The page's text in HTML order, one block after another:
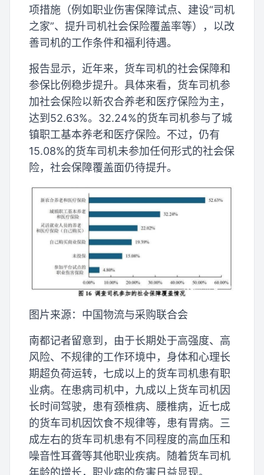
项措施（例如职业伤害保障试点、建设“司机
之家”、提升司机社会保险覆盖率等），以改
善司机的工作条件和福利待遇。
报告显示，近年来，货车司机的社会保障和
参保比例稳步提升。具体来看，货车司机参
加社会保险以新农合养老和医疗保险为主，
达到52.63%。32.24%的货车司机参与了城
镇职工基本养老和医疗保险。不过，仍有
15.08%的货车司机未参加任何形式的社会保
险，社会保障覆盖面仍待提升。
图片来源：中国物流与采购联合会
南都记者留意到，由于长期处于高强度、高
风险、不规律的工作环境中，身体和心理长
期超负荷运转，七成以上的货车司机患有职
业病。在患病司机中，九成以上货车司机因
长时间驾驶，患有颈椎病、腰椎病，近七成
的货车司机因饮食不规律等，患有胃病。三
成左右的货车司机患有不同程度的高血压和
噪音性耳聋等其他职业疾病。随着货车司机
年龄的增长，职业病的危害日益显现。